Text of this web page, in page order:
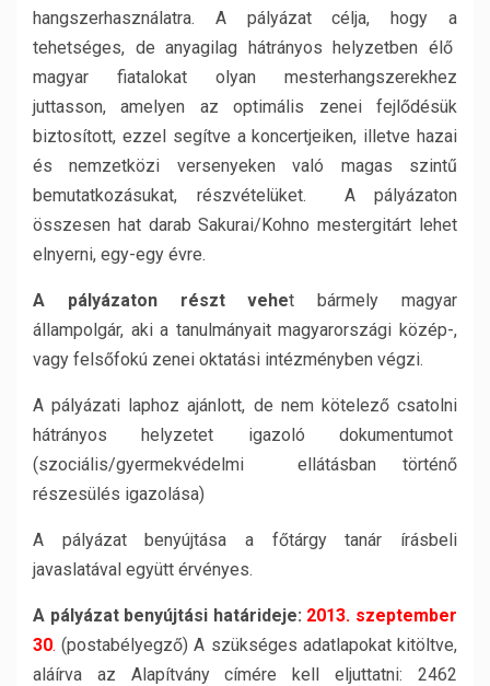
hangszerhasználatra. A pályázat célja, hogy a
tehetséges, de anyagilag hátrányos helyzetben élő
magyar fiatalokat olyan mesterhangszerekhez
juttasson, amelyen az optimális zenei fejlődésük
biztosított, ezzel segítve a koncertjeiken, illetve hazai
és nemzetközi versenyeken való magas szintű
bemutatkozásukat, részvételüket. A pályázaton
összesen hat darab Sakurai/Kohno mestergitárt lehet
elnyerni, egy-egy évre.
A pályázaton részt vehet bármely magyar
állampolgár, aki a tanulmányait magyarországi közép-,
vagy felsőfokú zenei oktatási intézményben végzi.
A pályázati laphoz ajánlott, de nem kötelező csatolni
hátrányos helyzetet igazoló dokumentumot
(szociális/gyermekvédelmi ellátásban történő
részesülés igazolása)
A pályázat benyújtása a főtárgy tanár írásbeli
javaslatával együtt érvényes.
A pályázat benyújtási határideje: 2013. szeptember
30. (postabélyegző) A szükséges adatlapokat kitöltve,
aláírva az Alapítvány címére kell eljuttatni: 2462